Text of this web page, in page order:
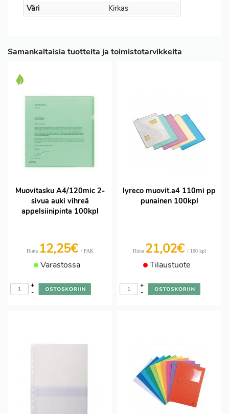
Väri
Kirkas
Samankaltaisia tuotteita ja toimistotarvikkeita
Muovitasku A4/120mic 2-
sivua auki vihreä
appelsiinipinta 100kpl
Hinta 12,25€ / PAK
Varastossa
-
+
lyreco muovit.a4 110mi pp
punainen 100kpl
Hinta 21,02€ / 100 kpl
Tilaustuote
-
+